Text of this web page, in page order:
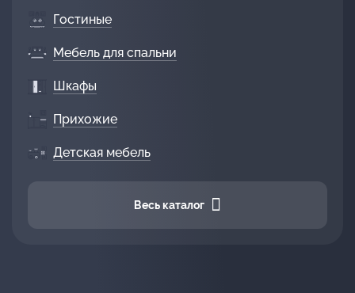
Гостиные
Мебель для спальни
Шкафы
Прихожие
Детская мебель
Весь каталог